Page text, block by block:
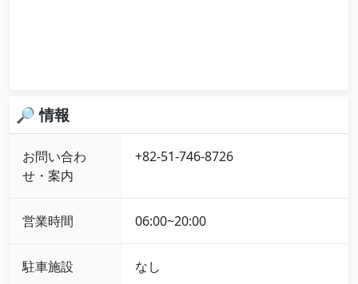
🔎 情報
お問い合わ
せ・案内
+82-51-746-8726
営業時間 06:00~20:00
駐車施設 なし